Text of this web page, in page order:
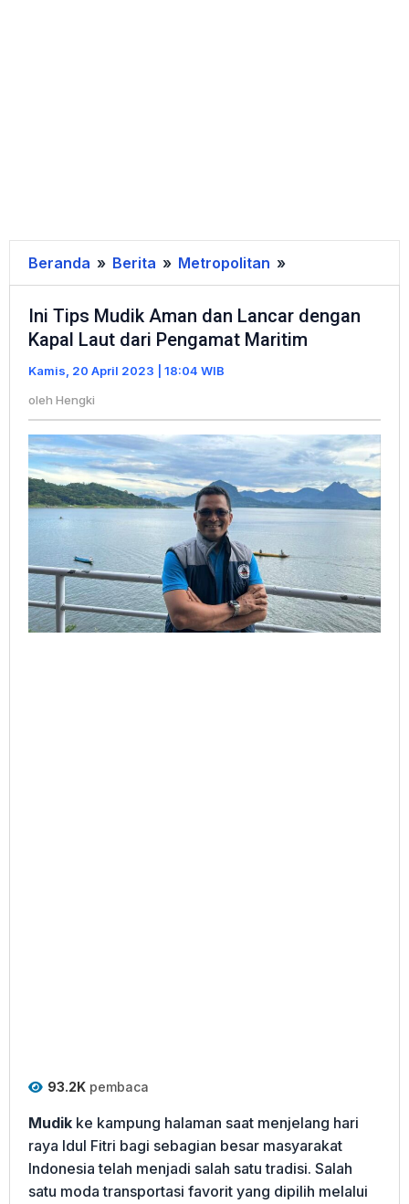
Beranda » Berita » Metropolitan »
Tips
Mudik
Aman
dengan
Kapal
Laut
dari
Pengamat
Ini Tips Mudik Aman dan Lancar dengan
Kapal Laut dari Pengamat Maritim
Kamis, 20 April 2023 | 18:04 WIB
oleh Hengki
93.2K pembaca
Mudik ke kampung halaman saat menjelang hari
raya Idul Fitri bagi sebagian besar masyarakat
Indonesia telah menjadi salah satu tradisi. Salah
satu moda transportasi favorit yang dipilih melalui